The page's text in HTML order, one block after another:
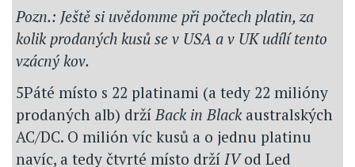
Pozn.: Ještě si uvědomme při počtech platin, za
kolik prodaných kusů se v USA a v UK udílí tento
vzácný kov.
5Páté místo s 22 platinami (a tedy 22 milióny
prodaných alb) držíBack in Black australských
AC/DC. O milión víc kusů a o jednu platinu
navíc, a tedy čtvrté místo drží IVod Led